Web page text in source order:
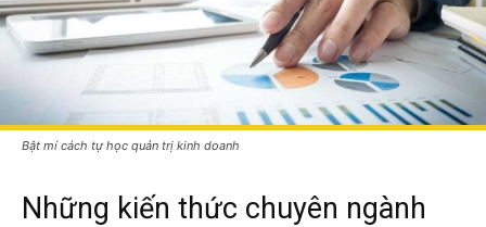
Bật mí cách tự học quản trị kinh doanh
Những kiến thức chuyên ngành